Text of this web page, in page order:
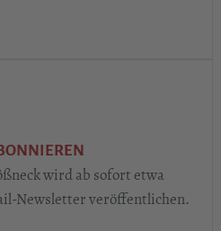
wird ab sofort etwa
Newsletter veröffentlichen.